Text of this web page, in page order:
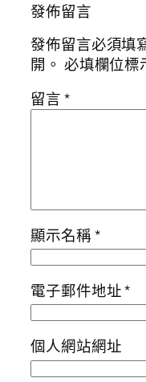
發佈留言
發佈留言必須填
開。 必填欄位標
留言*
顯示名稱*
電子郵件地址*
個人網站網址